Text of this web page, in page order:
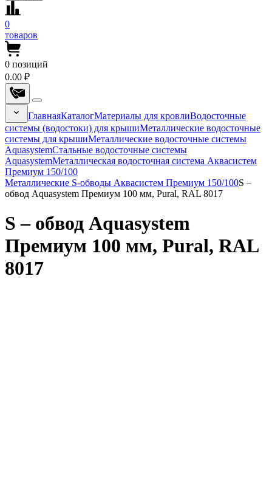
0
товаров
0 позиций
0.00 ₽
ГлавнаяКаталогМатериалы для кровлиВодосточные
системы (водостоки) для крышиМеталлические водосточные
системы для крышиМеталлические водосточные системы
AquasystemСтальные водосточные системы
AquasystemМеталлическая водосточная система Аквасистем
Премиум 150/100
Металлические S-обводы Аквасистем Премиум 150/100S –
обвод Aquasystem Премиум 100 мм, Pural, RAL 8017
S – обвод Aquasystem
Премиум 100 мм, Pural, RAL
8017